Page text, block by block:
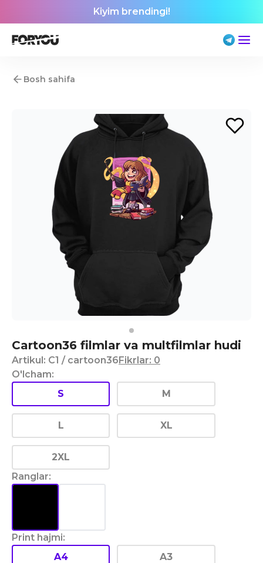
Kiyim brendingi!
Bosh sahifa
Cartoon36 filmlar va multfilmlar hudi
Artikul: C1 / cartoon36Fikrlar: 0
O'lcham:
S
M
L XL
2XL
Ranglar:
Print hajmi:
A4
A3